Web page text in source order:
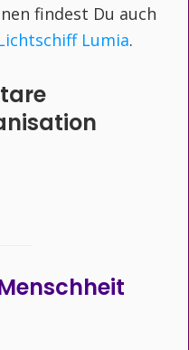
findest Du auch
Lumia.